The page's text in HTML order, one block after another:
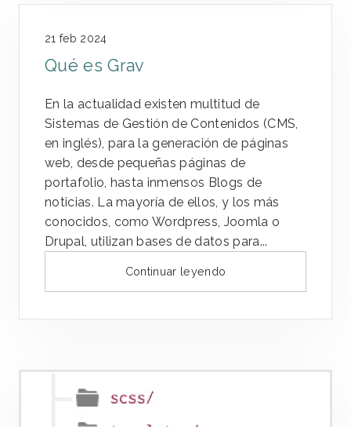
21 feb 2024
Qué es Grav
En la actualidad existen multitud de
Sistemas de Gestión de Contenidos (CMS,
en inglés), para la generación de páginas
web, desde pequeñas páginas de
portafolio, hasta inmensos Blogs de
noticias. La mayoría de ellos, y los más
conocidos, como Wordpress, Joomla o
Drupal, utilizan bases de datos para...
Continuar leyendo